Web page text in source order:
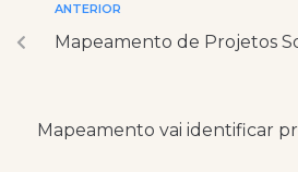
ANTERIOR
Mapeamento de Projetos
Mapeamento vai identificar